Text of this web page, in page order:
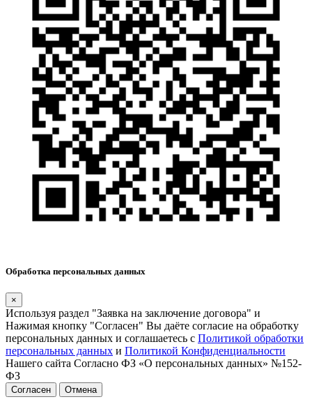
Обработка персональных данных
×
Используя раздел "Заявка на заключение договора" и
Нажимая кнопку "Согласен" Вы даёте согласие на обработку
персональных данных и соглашаетесь с Политикой обработки
персональных данных и Политикой Конфиденциальности
Нашего сайта Согласно ФЗ «О персональных данных» №152-
ФЗ
Согласен Отмена